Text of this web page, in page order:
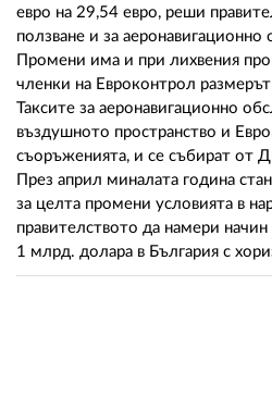
евро на 29,54 евро, реши
ползване и за
Промени има и при лихвения
членки на Евроконтрол
Таксите за аеронавигационно
въздушното пространство и
съоръженията, и се събират от
През април миналата година
за целта промени условията в
правителството да намери
1 млрд. долара в България с